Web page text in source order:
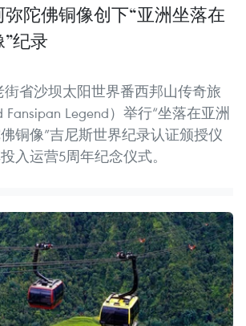
陀佛铜像创下“亚洲坐落在
纪录
街省沙坝太阳世界番西邦山传奇旅
Fansipan Legend）举行“坐落在亚洲
铜像”吉尼斯世界纪录认证颁授仪
入运营5周年纪念仪式。